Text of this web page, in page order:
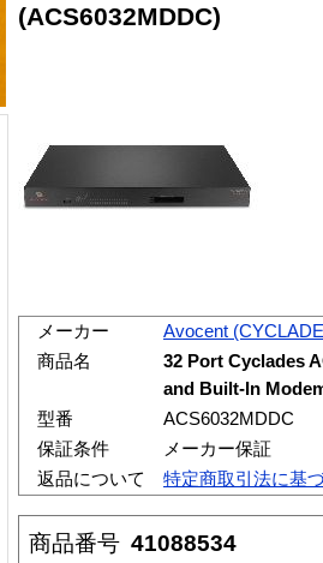
(ACS6032MDDC)
メーカー
Avocent
商品名
32 Port Cyclades
and Built-In
型番
ACS6032MDDC
保証条件
メーカー保証
返品について
特定商取引法に基
商品番号 41088534